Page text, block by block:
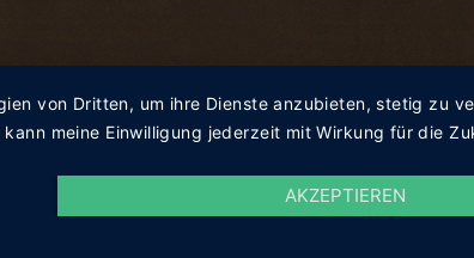
von Dritten, um ihre Dienste anzubieten, stetig zu
meine Einwilligung jederzeit mit Wirkung für die
AKZEPTIEREN